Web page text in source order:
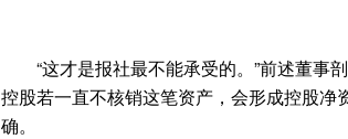
“这才是报社最不能承受的。”前述董事剖
控股若一直不核销这笔资产，会形成控股
确。